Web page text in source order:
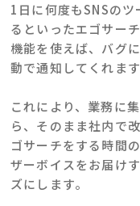
1日に何度もSNSの
るといったエゴサー
機能を使えば、バグ
動で通知してくれます
これにより、業務に
ら、そのまま社内で
ゴサーチをする時間
ザーボイスをお届け
ズにします。